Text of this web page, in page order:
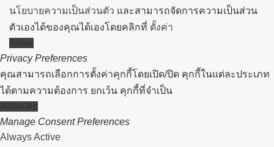
นโยบายความเป็นส่วนตัว และสามารถจัดการความเป็นส่วน
ตัวเองได้ของคุณได้เองโดยคลิกที่ ตั้งค่า
Allow
Privacy Preferences
คุณสามารถเลือกการตั้งค่าคุกกี้โดยเปิด/ปิด คุกกี้ในแต่ละประเภท
ได้ตามความต้องการ ยกเว้น คุกกี้ที่จำเป็น
Allow All
Manage Consent Preferences
Always Active